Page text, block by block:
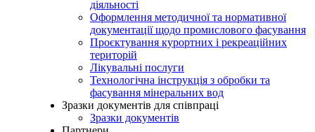
діяльності
Оформлення методичної та нормативної
документації щодо промислового фасування
Проєктування курортних і рекреаційних
територій
Лікувальні послуги
Технологічна інструкція з обробки та
фасування мінеральних вод
Зразки документів для співпраці
Зразки документів